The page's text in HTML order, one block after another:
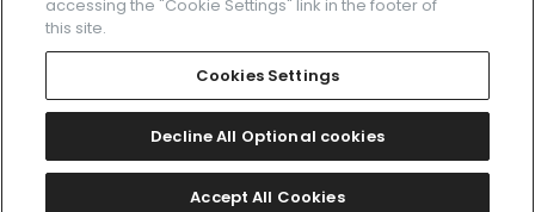
プライバシーポリシー Cookies Settings
Amazon PayはAmazon.com, Inc.またはその関連会社の商標です。
2026 CITIZEN WATCH CO., LTD.
accessing the "Cookie Settings" link in the footer of
this site.
Cookies Settings
Decline All Optional cookies
Accept All Cookies